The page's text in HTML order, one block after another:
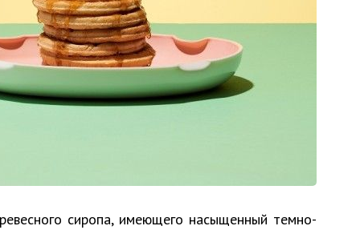
сиропа, имеющего насыщенный темно-